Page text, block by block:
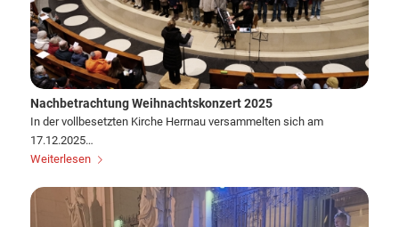
Nachbetrachtung Weihnachtskonzert 2025
In der vollbesetzten Kirche Herrnau versammelten sich am
17.12.2025…
Weiterlesen